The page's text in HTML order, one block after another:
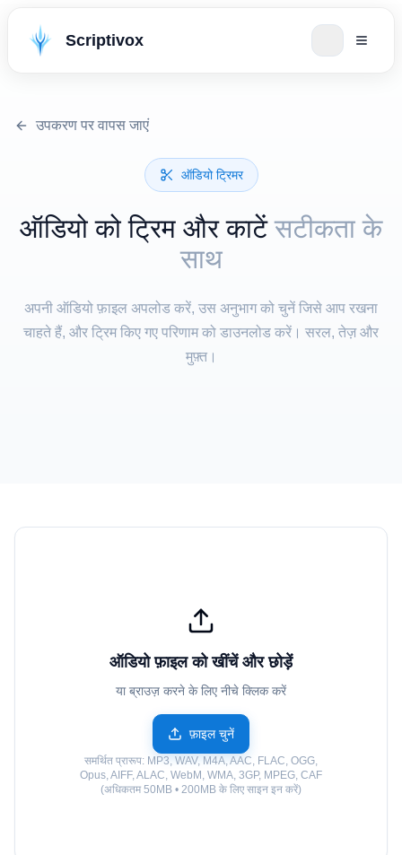
Scriptivox
उपकरण पर वापस जाएं
ऑडियो ट्रिमर
ऑडियो को ट्रिम और काटें सटीकता के
साथ
अपनी ऑडियो फ़ाइल अपलोड करें, उस अनुभाग को चुनें जिसे आप रखना
चाहते हैं, और ट्रिम किए गए परिणाम को डाउनलोड करें। सरल, तेज़ और
मुफ़्त।
ऑडियो फ़ाइल को खींचें और छोड़ें
या ब्राउज़ करने के लिए नीचे क्लिक करें
फ़ाइल चुनें
समर्थित प्रारूप: MP3, WAV, M4A, AAC, FLAC, OGG,
Opus, AIFF, ALAC, WebM, WMA, 3GP, MPEG, CAF
(अधिकतम 50MB • 200MB के लिए साइन इन करें)